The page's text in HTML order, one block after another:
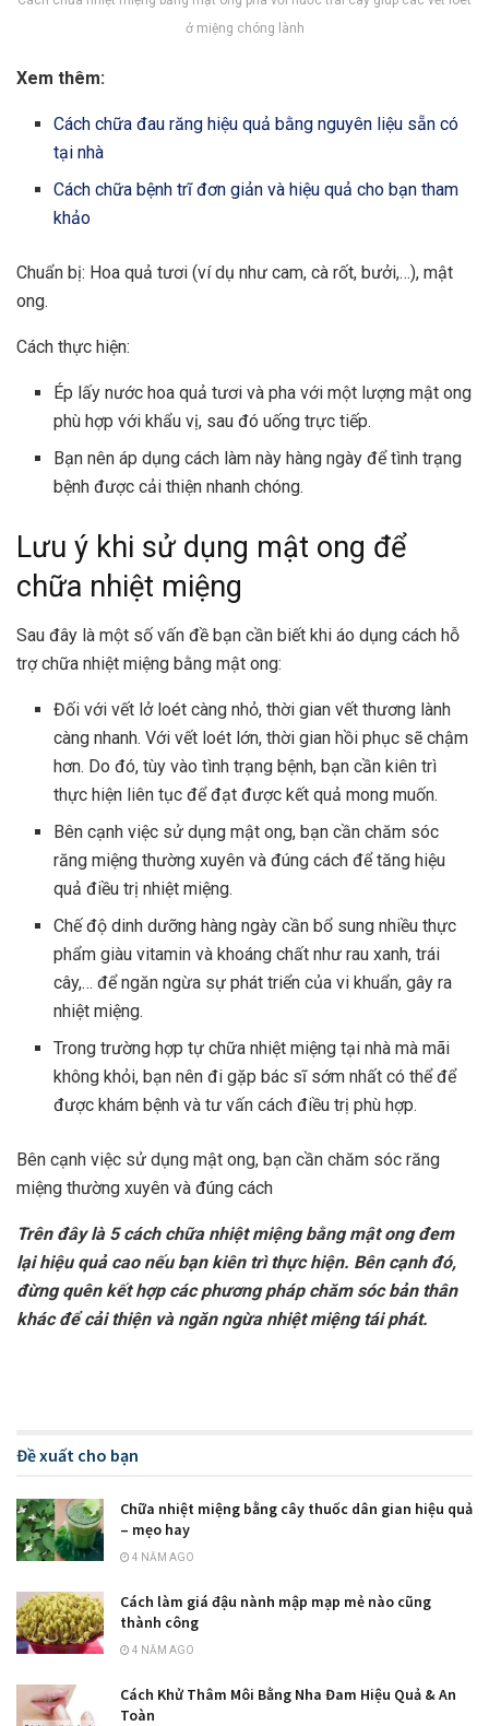
ở miệng chóng lành
Xem thêm:
Cách chữa đau răng hiệu quả bằng nguyên liệu sẵn có
tại nhà
Cách chữa bệnh trĩ đơn giản và hiệu quả cho bạn tham
khảo
Chuẩn bị: Hoa quả tươi (ví dụ như cam, cà rốt, bưởi,…), mật
ong.
Cách thực hiện:
Ép lấy nước hoa quả tươi và pha với một lượng mật ong
phù hợp với khẩu vị, sau đó uống trực tiếp.
Bạn nên áp dụng cách làm này hàng ngày để tình trạng
bệnh được cải thiện nhanh chóng.
Lưu ý khi sử dụng mật ong để
chữa nhiệt miệng
Sau đây là một số vấn đề bạn cần biết khi áo dụng cách hỗ
trợ chữa nhiệt miệng bằng mật ong:
Đối với vết lở loét càng nhỏ, thời gian vết thương lành
càng nhanh. Với vết loét lớn, thời gian hồi phục sẽ chậm
hơn. Do đó, tùy vào tình trạng bệnh, bạn cần kiên trì
thực hiện liên tục để đạt được kết quả mong muốn.
Bên cạnh việc sử dụng mật ong, bạn cần chăm sóc
răng miệng thường xuyên và đúng cách để tăng hiệu
quả điều trị nhiệt miệng.
Chế độ dinh dưỡng hàng ngày cần bổ sung nhiều thực
phẩm giàu vitamin và khoáng chất như rau xanh, trái
cây,… để ngăn ngừa sự phát triển của vi khuẩn, gây ra
nhiệt miệng.
Trong trường hợp tự chữa nhiệt miệng tại nhà mà mãi
không khỏi, bạn nên đi gặp bác sĩ sớm nhất có thể để
được khám bệnh và tư vấn cách điều trị phù hợp.
Bên cạnh việc sử dụng mật ong, bạn cần chăm sóc răng
miệng thường xuyên và đúng cách
Trên đây là 5 cách chữa nhiệt miệng bằng mật ong đem
lại hiệu quả cao nếu bạn kiên trì thực hiện. Bên cạnh đó,
đừng quên kết hợp các phương pháp chăm sóc bản thân
khác để cải thiện và ngăn ngừa nhiệt miệng tái phát.
Đề xuất cho bạn
Chữa nhiệt miệng bằng cây thuốc dân gian hiệu quả
– mẹo hay
4 NĂM AGO
Cách làm giá đậu nành mập mạp mẻ nào cũng
thành công
4 NĂM AGO
Cách Khử Thâm Môi Bằng Nha Đam Hiệu Quả & An
Toàn